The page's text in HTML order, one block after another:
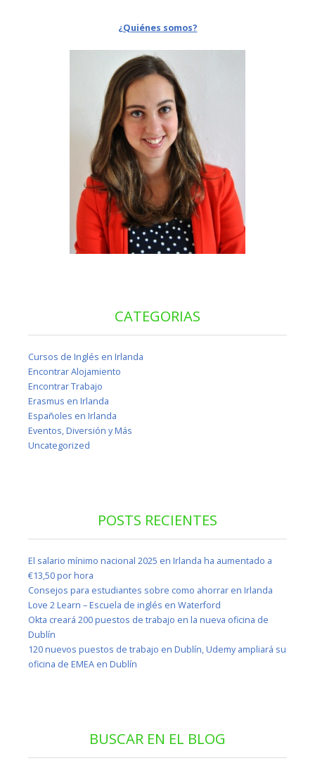
¿Quiénes somos?
CATEGORIAS
Cursos de Inglés en Irlanda
Encontrar Alojamiento
Encontrar Trabajo
Erasmus en Irlanda
Españoles en Irlanda
Eventos, Diversión y Más
Uncategorized
POSTS RECIENTES
El salario mínimo nacional 2025 en Irlanda ha aumentado a
€13,50 por hora
Consejos para estudiantes sobre como ahorrar en Irlanda
Love 2 Learn – Escuela de inglés en Waterford
Okta creará 200 puestos de trabajo en la nueva oficina de
Dublín
120 nuevos puestos de trabajo en Dublín, Udemy ampliará su
oficina de EMEA en Dublín
BUSCAR EN EL BLOG